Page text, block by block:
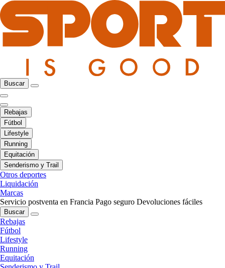
Buscar
Rebajas
Fútbol
Lifestyle
Running
Equitación
Senderismo y Trail
Otros deportes
Liquidación
Marcas
Servicio postventa en Francia Pago seguro Devoluciones fáciles
Buscar
Rebajas
Fútbol
Lifestyle
Running
Equitación